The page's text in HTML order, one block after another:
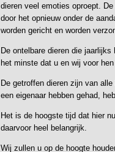
dieren veel emoties oproept.
door het opnieuw onder de
worden gericht en worden
De ontelbare dieren die
het minste dat u en wij voor hen
De getroffen dieren zijn van
een eigenaar hebben gehad,
Het is de hoogste tijd dat hier
daarvoor heel belangrijk.
Wij zullen u op de hoogte